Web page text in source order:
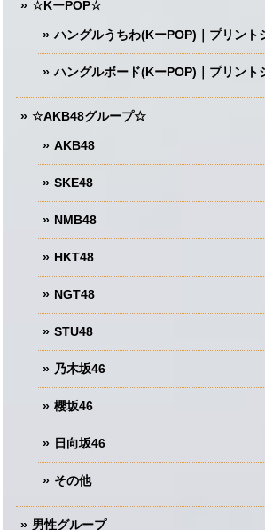
☆KーPOP☆
ハングルうちわ(KーPOP)｜プリント
ハングルボード(KーPOP)｜プリント
☆AKB48グループ☆
AKB48
SKE48
NMB48
HKT48
NGT48
STU48
乃木坂46
櫻坂46
日向坂46
その他
男性グループ